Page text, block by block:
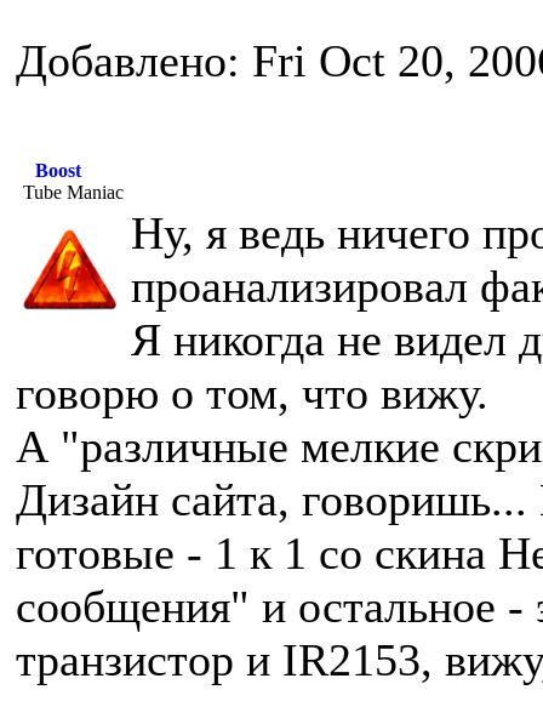
Добавлено: Fri Oct 20,
Boost
Tube Maniac
Ну, я ведь ничего
проанализировал
Я никогда не видел
говорю о том, что вижу.
А "различные мелкие
Дизайн сайта,
готовые - 1 к 1 со скина
сообщения" и остальное
транзистор и IR2153,